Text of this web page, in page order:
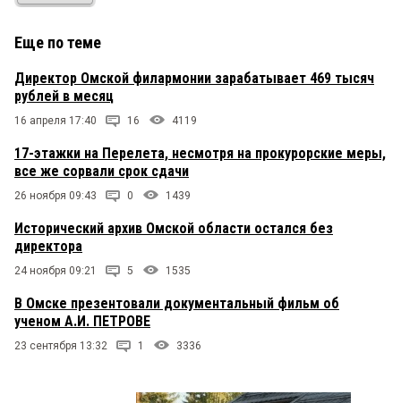
Еще по теме
Директор Омской филармонии зарабатывает 469 тысяч
рублей в месяц
16 апреля 17:40 16 4119
17-этажки на Перелета, несмотря на прокурорские меры,
все же сорвали срок сдачи
26 ноября 09:43 0 1439
Исторический архив Омской области остался без
директора
24 ноября 09:21 5 1535
В Омске презентовали документальный фильм об
ученом А.И. ПЕТРОВЕ
23 сентября 13:32 1 3336